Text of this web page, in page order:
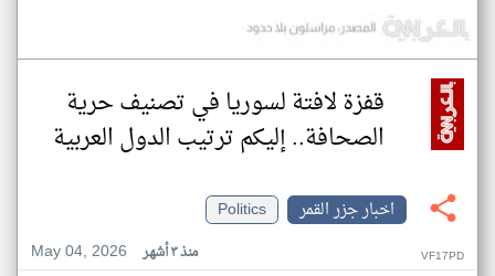
قفزة لافتة لسوريا في تصنيف حرية
الصحافة.. إليكم ترتيب الدول العربية
اخبار جزر القمر
Politics
May 04, 2026
منذ ٣ أشهر VF17PD